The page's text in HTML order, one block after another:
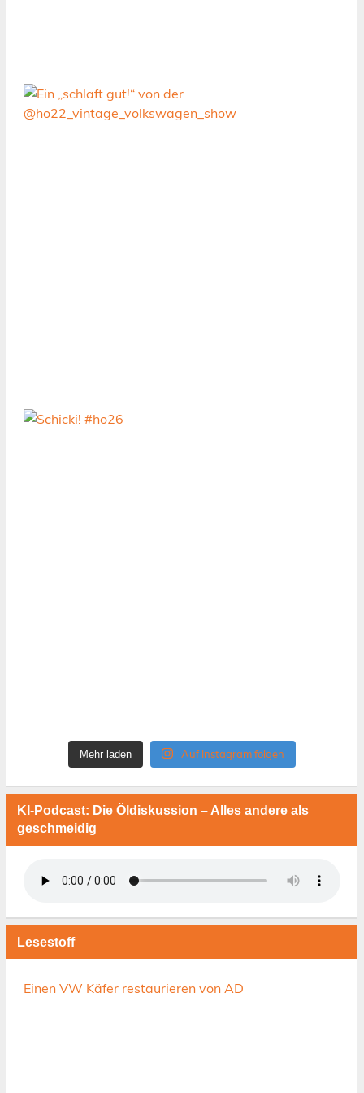
Mehr laden Auf Instagram folgen
KI-Podcast: Die Öldiskussion – Alles andere als
geschmeidig
Lesestoff
Einen VW Käfer restaurieren von AD